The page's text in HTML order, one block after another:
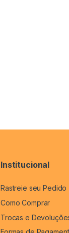
Institucional
Rastreie seu Pedido
Como Comprar
Trocas e